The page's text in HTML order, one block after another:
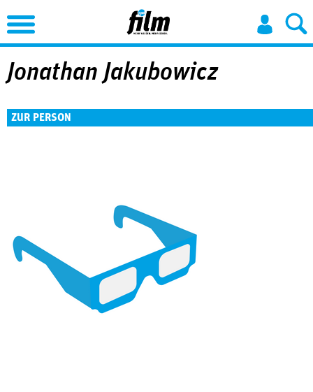
Jump to Navigation
Jonathan Jakubowicz
ZUR PERSON